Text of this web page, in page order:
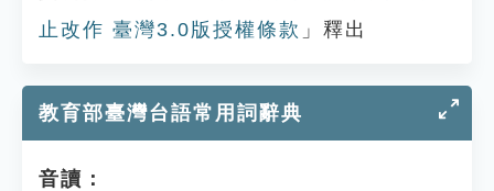
止改作 臺灣3.0版授權條款 」釋出
教育部臺灣台語常用詞辭典
音讀：